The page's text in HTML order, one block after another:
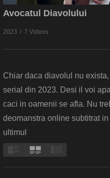
Avocatul Diavolului
2023 7 Videos
Chiar daca diavolul nu
serial din 2023. Desi il voi
caci in oamenii se afla. Nu
deomanstra online subtitrat
ultimul